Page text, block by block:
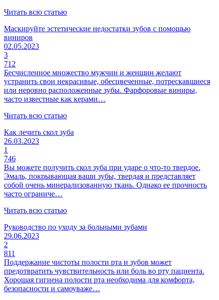
Читать всю статью
Маскируйте эстетические недостатки зубов с помощью
виниров
02.05.2023
3
712
Бесчисленное множество мужчин и женщин желают
устранить свои некрасивые, обесцвеченные, потрескавшиеся
или неровно расположенные зубы. Фарфоровые виниры,
часто известные как керами…
Читать всю статью
Как лечить скол зуба
26.03.2023
1
746
Вы можете получить скол зуба при ударе о что-то твердое.
Эмаль, покрывающая ваши зубы, твердая и представляет
собой очень минерализованную ткань. Однако ее прочность
часто ограниче…
Читать всю статью
Руководство по уходу за больными зубами
29.06.2023
2
811
Поддержание чистоты полости рта и зубов может
предотвратить чувствительность или боль во рту пациента.
Хорошая гигиена полости рта необходима для комфорта,
безопасности и самоуваже…